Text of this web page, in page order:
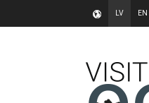
LV EN